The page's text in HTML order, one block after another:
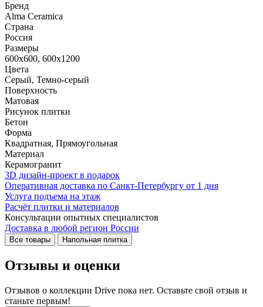
Бренд
Alma Ceramica
Страна
Россия
Размеры
600x600, 600x1200
Цвета
Серый, Темно-серый
Поверхность
Матовая
Рисунок плитки
Бетон
Форма
Квадратная, Прямоугольная
Материал
Керамогранит
3D дизайн-проект в подарок
Оперативная доставка по Санкт-Петербургу от 1 дня
Услуга подъема на этаж
Расчёт плитки и материалов
Консультации опытных специалистов
Доставка в любой регион России
Все товары Напольная плитка
Отзывы и оценки
Отзывов о коллекции Drive пока нет. Оставьте свой отзыв и
станьте первым!